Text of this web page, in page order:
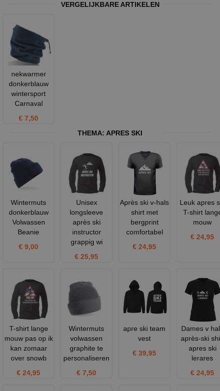
VERGELIJKBARE ARTIKELEN
nekwarmer
donkerblauw
wintersport
Carnaval
€ 7,50
THEMA: APRES SKI
Wintermuts
donkerblauw
Volwassen
Beanie
€ 9,00
Unisex
longsleeve
après ski
instructor
grappig wi
€ 25,95
Après ski v-hals
shirt met
bergprint
comfortabel
€ 24,95
Leuk apres
T-shirt
mouw
€ 24,95
T-shirt lange
mouw pas op ik
kan zomaar
over snowb
€ 24,95
Wintermuts
volwassen
graphite te
personaliseren
€ 7,50
apre ski team
vest
€ 39,95
Dames v
après-ski
apres ski
lerares
€ 24,95